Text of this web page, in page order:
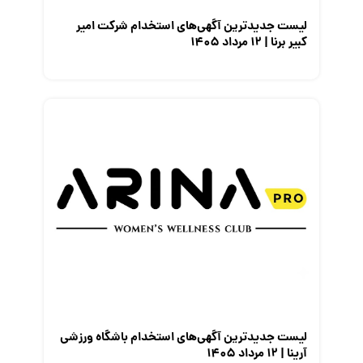
لیست جدیدترین آگهی‌های استخدام شرکت امیر
کبیر برنا | ۱۲ مرداد ۱۴۰۵
لیست جدیدترین آگهی‌های استخدام باشگاه ورزشی
آرینا | ۱۲ مرداد ۱۴۰۵